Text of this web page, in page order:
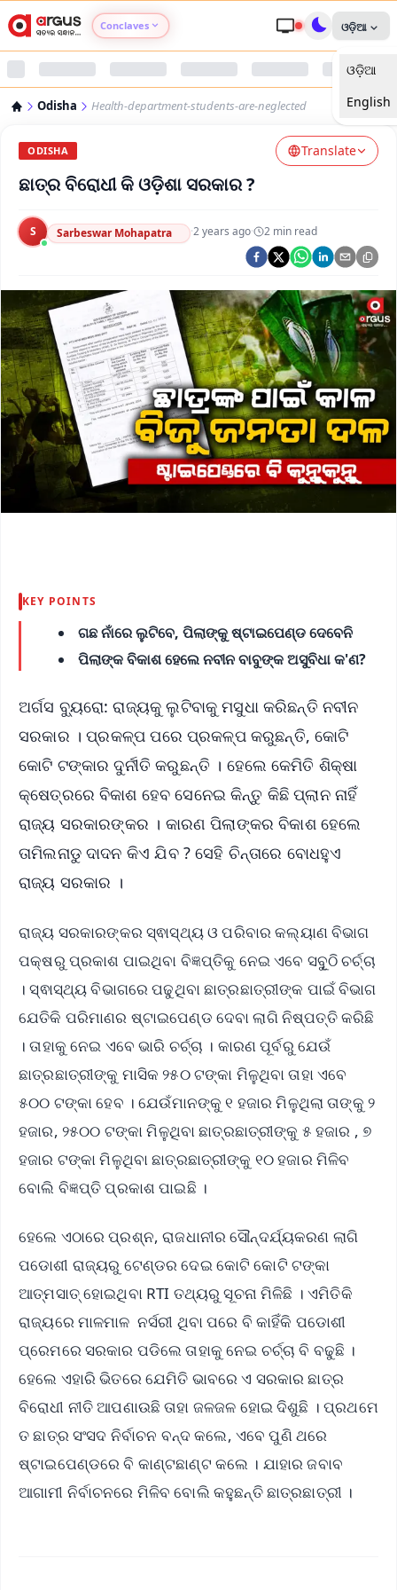
Conclaves
Argus Nari Shakti
Argus Swaad Odisha
Argus Chalo Dekhein Apna Desh
ଓଡ଼ିଆ
ଓଡ଼ିଆ
English
Odisha Health-department-students-are-neglected
ODISHA Translate
ଛାତ୍ର ବିରୋଧୀ କି ଓଡ଼ିଶା ସରକାର ?
S Sarbeswar Mohapatra ·2 years ago· 2 min read
KEY POINTS
ଗଛ ନାଁରେ ଲୁଟିବେ, ପିଲାଙ୍କୁ ଷ୍ଟାଇପେଣ୍ଡ ଦେବେନି
ପିଲାଙ୍କ ବିକାଶ ହେଲେ ନବୀନ ବାବୁଙ୍କ ଅସୁବିଧା କ'ଣ?
ଅର୍ଗସ ବ୍ୟୁରୋ: ରାଜ୍ୟକୁ ଲୁଟିବାକୁ ମସୁଧା କରିଛନ୍ତି ନବୀନ
ସରକାର । ପ୍ରକଳ୍ପ ପରେ ପ୍ରକଳ୍ପ କରୁଛନ୍ତି, କୋଟି
କୋଟି ଟଙ୍କାର ଦୁର୍ନୀତି କରୁଛନ୍ତି । ହେଲେ କେମିତି ଶିକ୍ଷା
କ୍ଷେତ୍ରରେ ବିକାଶ ହେବ ସେନେଇ କିନ୍ତୁ କିଛି ପ୍ଲାନ ନାହିଁ
ରାଜ୍ୟ ସରକାରଙ୍କର । କାରଣ ପିଲାଙ୍କର ବିକାଶ ହେଲେ
ତାମିଲନାଡୁ ଦାଦନ କିଏ ଯିବ ? ସେହି ଚିନ୍ତାରେ ବୋଧହୁଏ
ରାଜ୍ୟ ସରକାର ।
ରାଜ୍ୟ ସରକାରଙ୍କର ସ୍ଵାସ୍ଥ୍ୟ ଓ ପରିବାର କଲ୍ୟାଣ ବିଭାଗ
ପକ୍ଷରୁ ପ୍ରକାଶ ପାଇଥିବା ବିଜ୍ଞପ୍ତିକୁ ନେଇ ଏବେ ସବୂୁଠି ଚର୍ଚ୍ଚା
। ସ୍ଵାସ୍ଥ୍ୟ ବିଭାଗରେ ପଢୁଥିବା ଛାତ୍ରଛାତ୍ରୀଙ୍କ ପାଇଁ ବିଭାଗ
ଯେତିକି ପରିମାଣର ଷ୍ଟାଇପେଣ୍ଡ ଦେବା ଲାଗି ନିଷ୍ପତ୍ତି କରିଛି
। ତାହାକୁ ନେଇ ଏବେ ଭାରି ଚର୍ଚ୍ଚା । କାରଣ ପୂର୍ବରୁ ଯେଉଁ
ଛାତ୍ରଛାତ୍ରୀଙ୍କୁ ମାସିକ ୨୫୦ ଟଙ୍କା ମିଳୁଥିବା ତାହା ଏବେ
୫୦୦ ଟଙ୍କା ହେବ । ଯେଉଁମାନଙ୍କୁ ୧ ହଜାର ମିଳୁଥିଲା ତାଙ୍କୁ ୨
ହଜାର, ୨୫୦୦ ଟଙ୍କା ମିଳୁଥିବା ଛାତ୍ରଛାତ୍ରୀଙ୍କୁ ୫ ହଜାର , ୭
ହଜାର ଟଙ୍କା ମିଳୁଥିବା ଛାତ୍ରଛାତ୍ରୀଙ୍କୁ ୧୦ ହଜାର ମିଳିବ
ବୋଲି ବିଜ୍ଞପ୍ତି ପ୍ରକାଶ ପାଇଛି ।
ହେଲେ ଏଠାରେ ପ୍ରଶ୍ନ, ରାଜଧାନୀର ସୌନ୍ଦର୍ଯ୍ୟକରଣ ଲାଗି
ପଡୋଶୀ ରାଜ୍ୟରୁ ଟେଣ୍ଡର ଦେଇ କୋଟି କୋଟି ଟଙ୍କା
ଆତ୍ମସାତ୍‌ ହୋଇଥିବା RTI ତଥ୍ୟରୁ ସୂଚନା ମିଳିଛି । ଏମିତିକି
ରାଜ୍ୟରେ ମାଳମାଳ ନର୍ସରୀ ଥିବା ପରେ ବି କାହିଁକି ପଡୋଶୀ
ପ୍ରେମରେ ସରକାର ପଡିଲେ ତାହାକୁ ନେଇ ଚର୍ଚ୍ଚା ବି ବଢୁଛି ।
ହେଲେ ଏହାରି ଭିତରେ ଯେମିତି ଭାବରେ ଏ ସରକାର ଛାତ୍ର
ବିରୋଧୀ ନୀତି ଆପଣାଉଛି ତାହା ଜଳଜଳ ହୋଇ ଦିଶୁଛି । ପ୍ରଥମେ
ତ ଛାତ୍ର ସଂସଦ ନିର୍ବାଚନ ବନ୍ଦ କଲେ, ଏବେ ପୁଣି ଥରେ
ଷ୍ଟାଇପେଣ୍ଡରେ ବି କାଣ୍ଟଛାଣ୍ଟ କଲେ । ଯାହାର ଜବାବ
ଆଗାମୀ ନିର୍ବାଚନରେ ମିଳିବ ବୋଲି କହୁଛନ୍ତି ଛାତ୍ରଛାତ୍ରୀ ।